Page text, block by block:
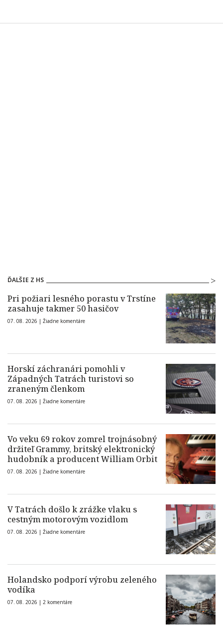
ĎALŠIE Z HS
Pri požiari lesného porastu v Trstíne
zasahuje takmer 50 hasičov
07. 08. 2026 | Žiadne komentáre
Horskí záchranári pomohli v
Západných Tatrách turistovi so
zraneným členkom
07. 08. 2026 | Žiadne komentáre
Vo veku 69 rokov zomrel trojnásobný
držiteľ Grammy, britský elektronický
hudobník a producent William Orbit
07. 08. 2026 | Žiadne komentáre
V Tatrách došlo k zrážke vlaku s
cestným motorovým vozidlom
07. 08. 2026 | Žiadne komentáre
Holandsko podporí výrobu zeleného
vodíka
07. 08. 2026 | 2 komentáre